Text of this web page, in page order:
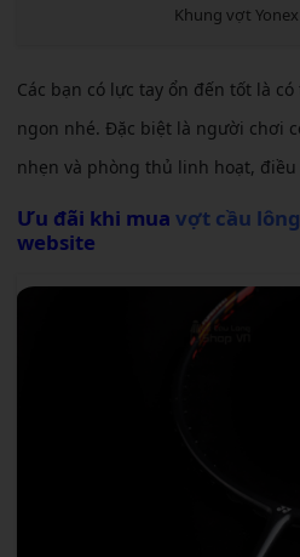
Khung vợt
Các bạn có lực tay ổn đến tốt là
ngon nhé. Đặc biệt là người chơi
nhẹn và phòng thủ linh hoạt,
Ưu đãi khi mua vợt cầu
website